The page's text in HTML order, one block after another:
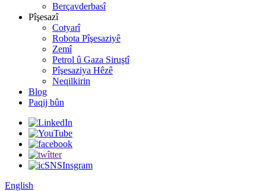
Berçavderbasî
Pîşesazî
Cotyarî
Robota Pîşesaziyê
Zemî
Petrol û Gaza Siruştî
Pîşesaziya Hêzê
Neqilkirin
Blog
Paqij bûn
English